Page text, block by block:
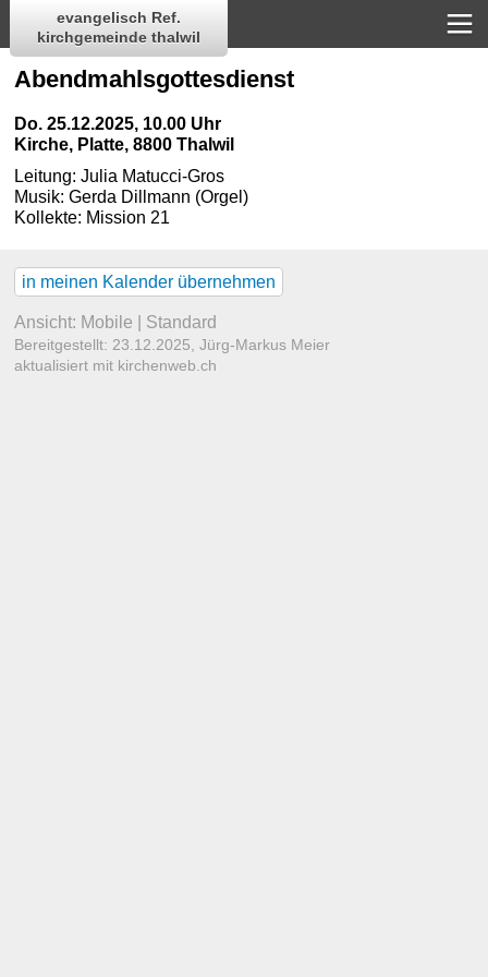
evangelisch Ref.
kirchgemeinde thalwil
Abendmahlsgottesdienst
Do. 25.12.2025, 10.00 Uhr
Kirche, Platte, 8800 Thalwil
Leitung:Julia Matucci-Gros
Musik:Gerda Dillmann (Orgel)
Kollekte: Mission 21
in meinen Kalender übernehmen
Ansicht: Mobile Standard
Bereitgestellt: 23.12.2025,Jürg-Markus Meier
aktualisiert mit kirchenweb.ch